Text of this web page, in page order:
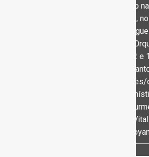
Em 1990 ganhou o 2º prémio
Piano na classe até 12 anos,
da Juventude Musical
Participou nos estágios da
Escolas de Música em 1992 e
trabalhou com João Paulo
Trabalhou em Master-
técnica de interpretação
Helena Sá e Costa, Pedro
Badura Skoda, Tânia Achot,
Dmitri Bashkirov e Jorge